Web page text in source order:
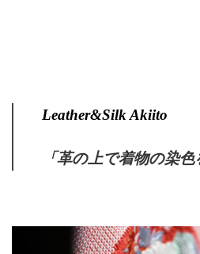
Leather&Silk Akiito
「革の上で着物の染色